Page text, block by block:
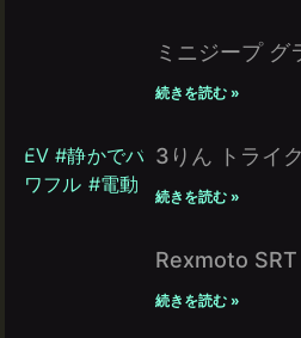
ミニジープ グ
続きを読む »
3りん トライ
続きを読む »
Rexmoto
続きを読む »